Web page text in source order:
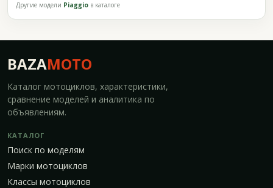
Другие модели Piaggio в каталоге
BAZAMOTO
Каталог мотоциклов, характеристики,
сравнение моделей и аналитика по
объявлениям.
КАТАЛОГ
Поиск по моделям
Марки мотоциклов
Классы мотоциклов